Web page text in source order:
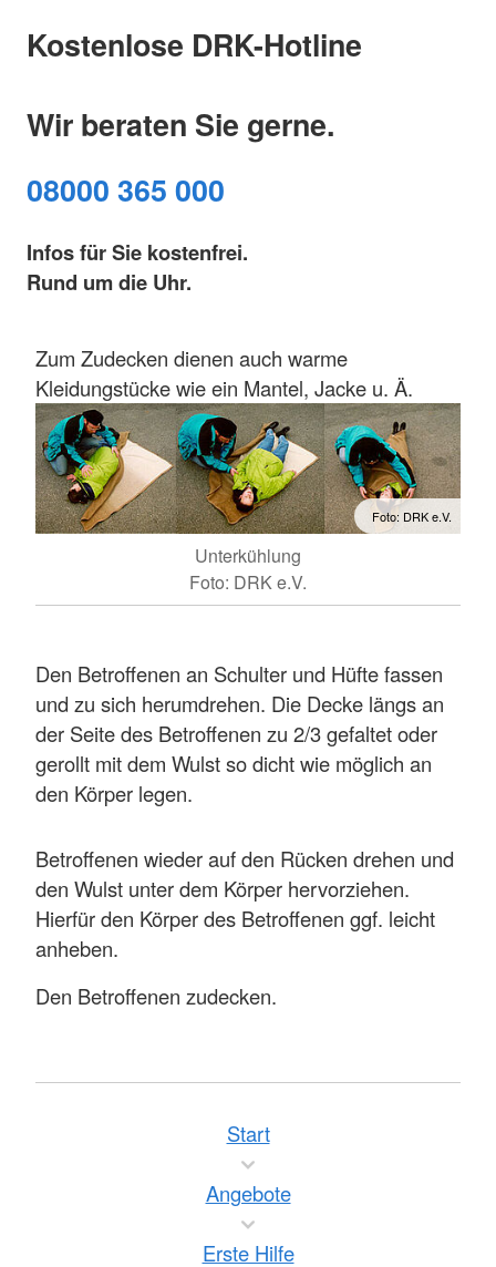
Kostenlose DRK-Hotline
Wir beraten Sie gerne.
08000 365 000
Infos für Sie kostenfrei.
Rund um die Uhr.
Zum Zudecken dienen auch warme
Kleidungstücke wie ein Mantel, Jacke u. Ä.
Foto: DRK e.V.
Unterkühlung
Foto: DRK e.V.
Den Betroffenen an Schulter und Hüfte fassen
und zu sich herumdrehen. Die Decke längs an
der Seite des Betroffenen zu 2/3 gefaltet oder
gerollt mit dem Wulst so dicht wie möglich an
den Körper legen.
Betroffenen wieder auf den Rücken drehen und
den Wulst unter dem Körper hervorziehen.
Hierfür den Körper des Betroffenen ggf. leicht
anheben.
Den Betroffenen zudecken.
Start
Angebote
Erste Hilfe